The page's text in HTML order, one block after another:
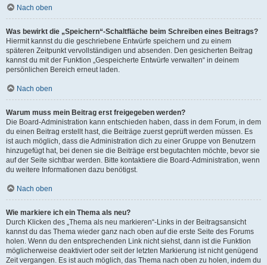
Nach oben
Was bewirkt die „Speichern“-Schaltfläche beim Schreiben eines Beitrags?
Hiermit kannst du die geschriebene Entwürfe speichern und zu einem
späteren Zeitpunkt vervollständigen und absenden. Den gesicherten Beitrag
kannst du mit der Funktion „Gespeicherte Entwürfe verwalten“ in deinem
persönlichen Bereich erneut laden.
Nach oben
Warum muss mein Beitrag erst freigegeben werden?
Die Board-Administration kann entschieden haben, dass in dem Forum, in dem
du einen Beitrag erstellt hast, die Beiträge zuerst geprüft werden müssen. Es
ist auch möglich, dass die Administration dich zu einer Gruppe von Benutzern
hinzugefügt hat, bei denen sie die Beiträge erst begutachten möchte, bevor sie
auf der Seite sichtbar werden. Bitte kontaktiere die Board-Administration, wenn
du weitere Informationen dazu benötigst.
Nach oben
Wie markiere ich ein Thema als neu?
Durch Klicken des „Thema als neu markieren“-Links in der Beitragsansicht
kannst du das Thema wieder ganz nach oben auf die erste Seite des Forums
holen. Wenn du den entsprechenden Link nicht siehst, dann ist die Funktion
möglicherweise deaktiviert oder seit der letzten Markierung ist nicht genügend
Zeit vergangen. Es ist auch möglich, das Thema nach oben zu holen, indem du